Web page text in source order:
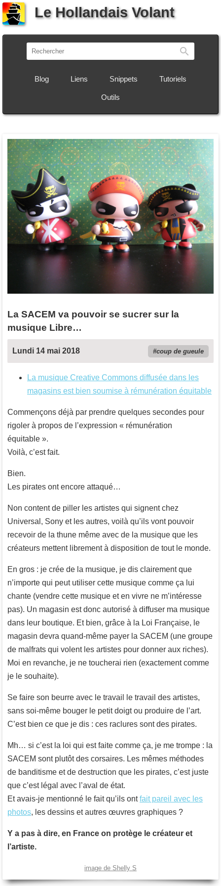
Le Hollandais Volant
Blog Liens Snippets Tutoriels
Outils
La SACEM va pouvoir se sucrer sur la
musique Libre…
Lundi 14 mai 2018 coup de gueule
La musique Creative Commons diffusée dans les
magasins est bien soumise à rémunération équitable
Commençons déjà par prendre quelques secondes pour
rigoler à propos de l’expression « rémunération
équitable ».
Voilà, c’est fait.
Bien.
Les pirates ont encore attaqué…
Non content de piller les artistes qui signent chez
Universal, Sony et les autres, voilà qu’ils vont pouvoir
recevoir de la thune même avec de la musique que les
créateurs mettent librement à disposition de tout le monde.
En gros : je crée de la musique, je dis clairement que
n’importe qui peut utiliser cette musique comme ça lui
chante (vendre cette musique et en vivre ne m’intéresse
pas). Un magasin est donc autorisé à diffuser ma musique
dans leur boutique. Et bien, grâce à la Loi Française, le
magasin devra quand-même payer la SACEM (une groupe
de malfrats qui volent les artistes pour donner aux riches).
Moi en revanche, je ne toucherai rien (exactement comme
je le souhaite).
Se faire son beurre avec le travail le travail des artistes,
sans soi-même bouger le petit doigt ou produire de l’art.
C’est bien ce que je dis : ces raclures sont des pirates.
Mh… si c’est la loi qui est faite comme ça, je me trompe : la
SACEM sont plutôt des corsaires. Les mêmes méthodes
de banditisme et de destruction que les pirates, c’est juste
que c’est légal avec l’aval de état.
Et avais-je mentionné le fait qu’ils ontfait pareil avec les
photos, les dessins et autres œuvres graphiques ?
Y a pas à dire, en France on protège le créateur et
l’artiste.
image de Shelly S